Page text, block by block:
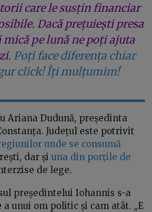
care le susțin financiar
Dacă prețuiești presa
mică pe lună ne poți ajuta
Poți face diferența chiar
click! Îți mulțumim!
Ariana Dudună, președinta
Județul este potrivit
unde se consumă
dar și una din porțile de
de lege.
președintelui Iohannis s-a
unui om politic și cam atât. „E